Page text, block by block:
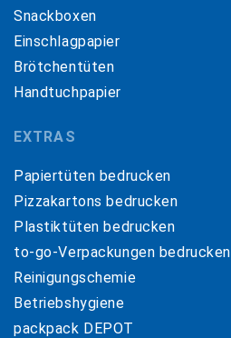
Snackboxen
Einschlagpapier
Brötchentüten
Handtuchpapier
EXTRAS
Papiertüten bedrucken
Pizzakartons bedrucken
Plastiktüten bedrucken
to-go-Verpackungen bedrucken
Reinigungschemie
Betriebshygiene
packpack DEPOT